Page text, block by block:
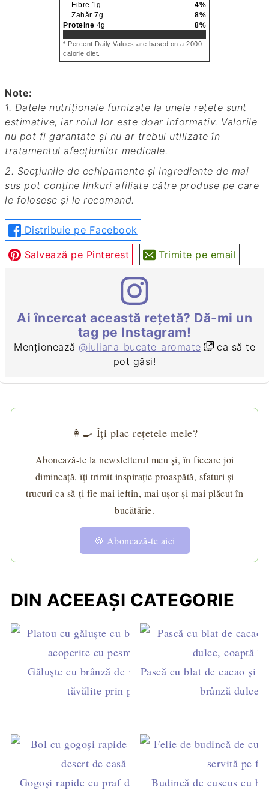
Fibre 1g 4%
Zahăr 7g 8%
Proteine 4g 8%
* Percent Daily Values are based on a 2000
calorie diet.
Note:
1. Datele nutriționale furnizate la unele rețete sunt
estimative, iar rolul lor este doar informativ. Valorile
nu pot fi garantate și nu ar trebui utilizate în
tratamentul afecțiunilor medicale.
2. Secțiunile de echipamente și ingrediente de mai
sus pot conține linkuri afiliate către produse pe care
le folosesc și le recomand.
Distribuie pe Facebook
Salvează pe Pinterest Trimite pe email
Ai încercat această rețetă? Dă-mi un
tag pe Instagram!
Menționează @iuliana_bucate_aromate
ca să te
pot găsi!
👩‍🍳 Îți plac rețetele mele?
Abonează-te la newsletterul meu și, în fiecare joi
dimineață, îți trimit inspirație proaspătă, sfaturi și
trucuri ca să-ți fie mai ieftin, mai ușor și mai plăcut în
bucătărie.
🍪 Abonează-te aici
DIN ACEEAȘI CATEGORIE
Găluște cu brânză de vaci și căpșuni întregi,
tăvălite prin pesmet vanilat
Pască cu blat de cacao și
brânză dulce
Gogoși rapide cu praf de copt, mere și stafide –
Budincă de cuscus cu